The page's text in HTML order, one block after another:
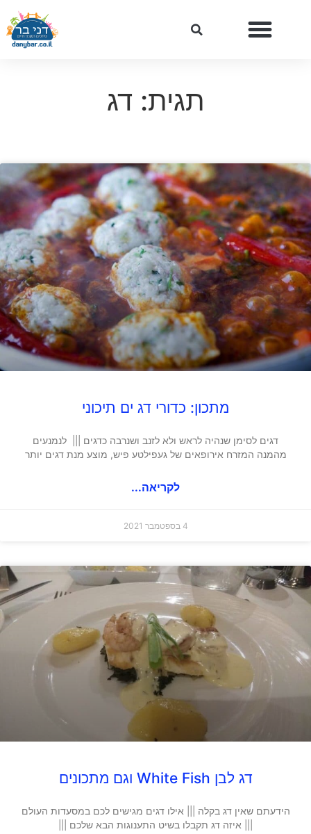
תגית: דג
מתכון: כדורי דג ים תיכוני
דגים לסימן שנהיה לראש ולא לזנב ושנרבה כדגים ||| לנמנעים
מהמנה המזרח אירופאים של געפילטע פיש, מוצע מנת דגים יותר
לקריאה...
4 בספטמבר 2021
דג לבן White Fish וגם מתכונים
הידעתם שאין דג בקלה ||| אילו דגים מגישים לכם במסעדות העולם
||| איזה דג תקבלו בשיט התענוגות הבא שלכם |||